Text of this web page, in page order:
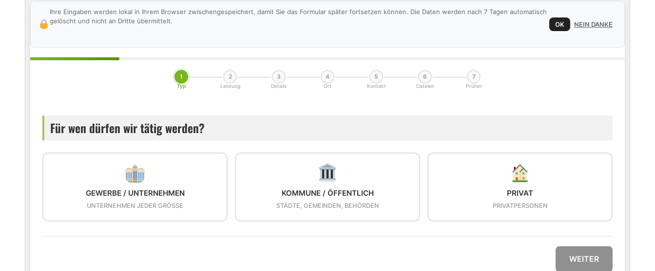
Ihre Eingaben werden lokal in Ihrem Browser zwischengespeichert, damit Sie das Formular später fortsetzen können. Die Daten werden nach 7 Tagen automatisch
gelöscht und nicht an Dritte übermittelt.
OK NEIN DANKE
1
Typ
2
Leistung
3
Details
4
Ort
5
Kontakt
6
Dateien
7
Prüfen
Für wen dürfen wir tätig werden?
GEWERBE / UNTERNEHMEN
UNTERNEHMEN JEDER GRÖSSE
KOMMUNE / ÖFFENTLICH
STÄDTE, GEMEINDEN, BEHÖRDEN
PRIVAT
PRIVATPERSONEN
WEITER